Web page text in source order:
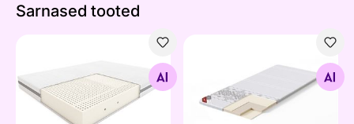
Sarnased tooted
Otsi sarnaseid Otsi sarnaseid